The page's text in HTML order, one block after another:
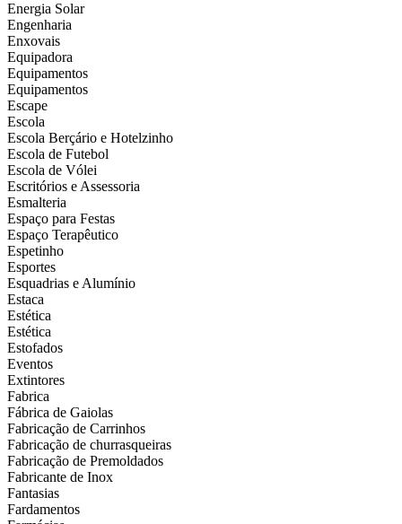
Energia Solar
Engenharia
Enxovais
Equipadora
Equipamentos
Equipamentos
Escape
Escola
Escola Berçário e Hotelzinho
Escola de Futebol
Escola de Vólei
Escritórios e Assessoria
Esmalteria
Espaço para Festas
Espaço Terapêutico
Espetinho
Esportes
Esquadrias e Alumínio
Estaca
Estética
Estética
Estofados
Eventos
Extintores
Fabrica
Fábrica de Gaiolas
Fabricação de Carrinhos
Fabricação de churrasqueiras
Fabricação de Premoldados
Fabricante de Inox
Fantasias
Fardamentos